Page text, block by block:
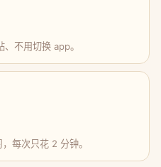
不用切换 app。
每次只花 2 分钟。